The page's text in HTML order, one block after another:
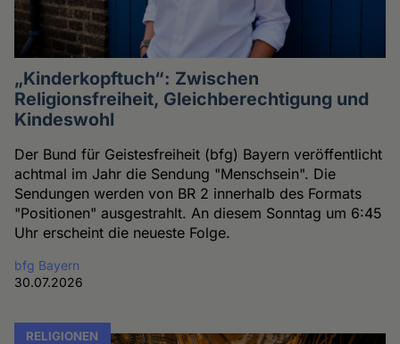
„Kinderkopftuch“: Zwischen
Religionsfreiheit, Gleichberechtigung und
Kindeswohl
Der Bund für Geistesfreiheit (bfg) Bayern veröffentlicht
achtmal im Jahr die Sendung "Menschsein". Die
Sendungen werden von BR 2 innerhalb des Formats
"Positionen" ausgestrahlt. An diesem Sonntag um 6:45
Uhr erscheint die neueste Folge.
bfg Bayern
30.07.2026
RELIGIONEN